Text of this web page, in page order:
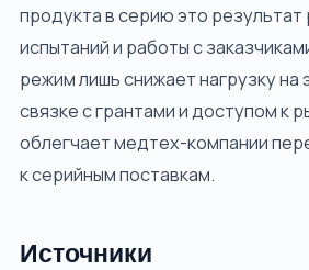
продукта в серию это результат
испытаний и работы с
режим лишь снижает нагрузку на
связке с грантами и доступом к
облегчает медтех-компании
к серийным поставкам.
Источники